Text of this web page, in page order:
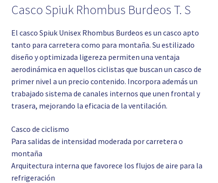
Casco Spiuk Rhombus Burdeos T. S
El casco Spiuk Unisex Rhombus Burdeos es un casco apto
tanto para carretera como para montaña. Su estilizado
diseño y optimizada ligereza permiten una ventaja
aerodinámica en aquellos ciclistas que buscan un casco de
primer nivel a un precio contenido. Incorpora además un
trabajado sistema de canales internos que unen frontal y
trasera, mejorando la eficacia de la ventilación.
Casco de ciclismo
Para salidas de intensidad moderada por carretera o
montaña
Arquitectura interna que favorece los flujos de aire para la
refrigeración